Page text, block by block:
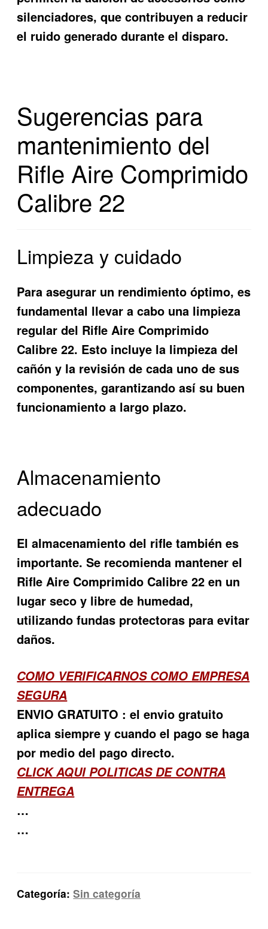
silenciadores, que contribuyen a reducir
el ruido generado durante el disparo.
Sugerencias para
mantenimiento del
Rifle Aire Comprimido
Calibre 22
Limpieza y cuidado
Para asegurar un rendimiento óptimo, es
fundamental llevar a cabo una limpieza
regular del Rifle Aire Comprimido
Calibre 22. Esto incluye la limpieza del
cañón y la revisión de cada uno de sus
componentes, garantizando así su buen
funcionamiento a largo plazo.
Almacenamiento
adecuado
El almacenamiento del rifle también es
importante. Se recomienda mantener el
Rifle Aire Comprimido Calibre 22 en un
lugar seco y libre de humedad,
utilizando fundas protectoras para evitar
daños.
COMO VERIFICARNOS COMO EMPRESA
SEGURA
ENVIO GRATUITO : el envio gratuito
aplica siempre y cuando el pago se haga
por medio del pago directo.
CLICK AQUI POLITICAS DE CONTRA
ENTREGA
…
…
Categoría:Sin categoría